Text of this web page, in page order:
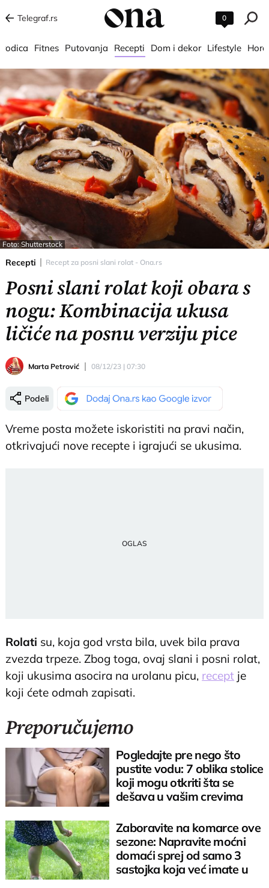
Telegraf.rs 0
Fitnes Putovanja Recepti Dom i dekor Lifestyle
Foto: Shutterstock
Recepti Recept za posni slani rolat - Ona.rs
Posni slani rolat koji obara s
nogu: Kombinacija ukusa
ličiće na posnu verziju pice
Marta Petrović 08/12/23 | 07:30
Podeli
Vreme posta možete iskoristiti na pravi način,
otkrivajući nove recepte i igrajući se ukusima.
Rolati su, koja god vrsta bila, uvek bila prava
zvezda trpeze. Zbog toga, ovaj slani i posni rolat,
koji ukusima asocira na urolanu picu, recept je
koji ćete odmah zapisati.
Preporučujemo
Pogledajte pre nego što
pustite vodu: 7 oblika stolice
koji mogu otkriti šta se
dešava u vašim crevima
Zaboravite na komarce ove
sezone: Napravite moćni
domaći sprej od samo 3
sastojka koja već imate u